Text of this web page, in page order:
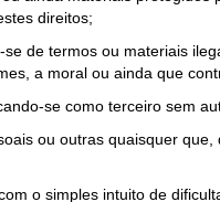
direitos;
de termos ou materiais
a moral ou ainda que
se como terceiro sem
ou outras quaisquer
o simples intuito de